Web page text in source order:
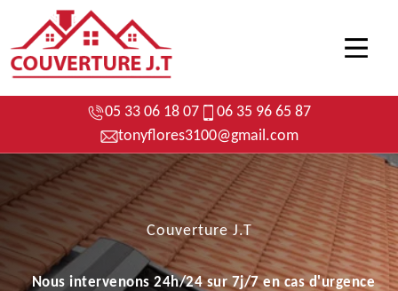
05 33 06 18 07
06 35 96 65 87
tonyflores3100@gmail.com
Couverture J.T
Nous intervenons 24h/24 sur 7j/7 en cas d'urgence